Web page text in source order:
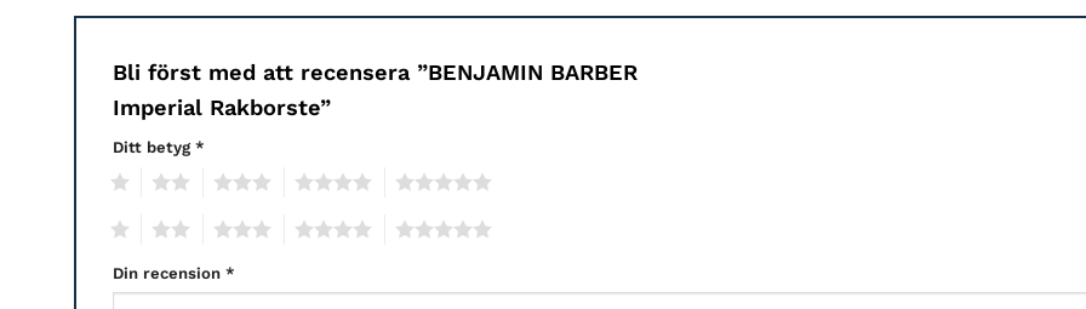
Bli först med att recensera ”BENJAMIN BARBER
Imperial Rakborste”
Ditt betyg *
Din recension *